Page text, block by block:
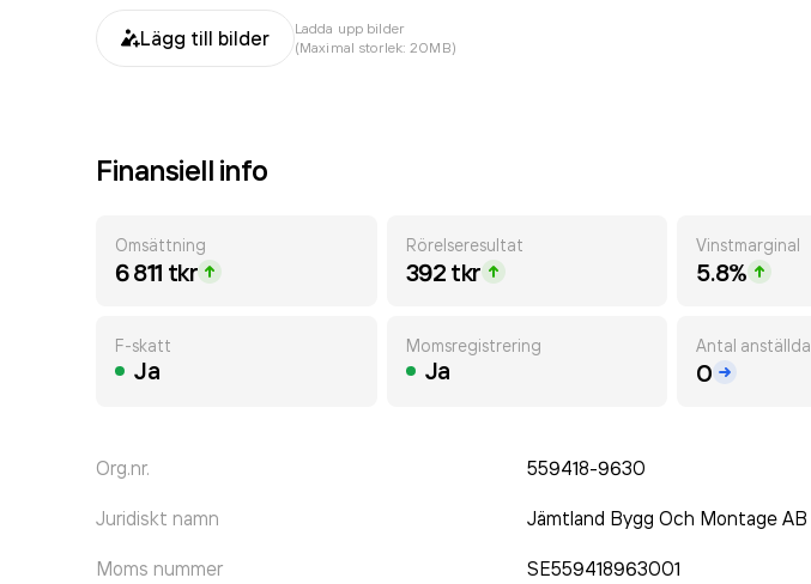
Lägg till bilder
Ladda upp bilder
(Maximal storlek: 20MB)
Finansiell info
Omsättning
6 811 tkr
Rörelseresultat
392 tkr
Vinstmarginal
5.8%
F-skatt
Ja
Momsregistrering
Ja
Antal anställda
0
Org.nr. 559418-9630
Juridiskt namn Jämtland Bygg Och Montage AB
Moms nummer SE559418963001